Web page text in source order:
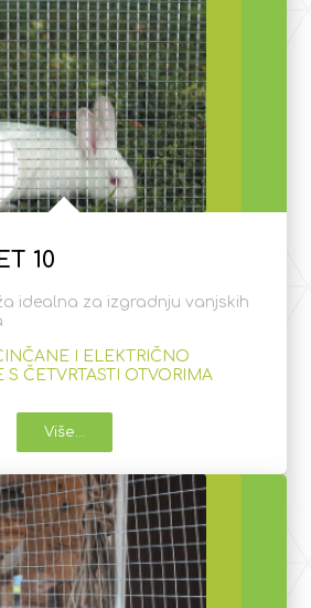
10
idealna za izgradnju vanjskih
I ELEKTRIČNO
S ČETVRTASTI OTVORIMA
Više...